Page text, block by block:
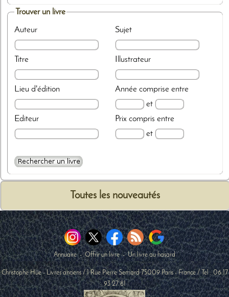
Trouver un livre
Auteur
Titre
Lieu d'édition
Editeur
Sujet
Illustrateur
Annéecomprise entre
et
Prixcompris entre
et
Toutes les nouveautés
Annuaire-Offrir un livre-Un livre au hasard
Christophe Hüe - Livres anciens /1 Rue Pierre Semard 75009 Paris-France / Tel :06 17
93 27 81